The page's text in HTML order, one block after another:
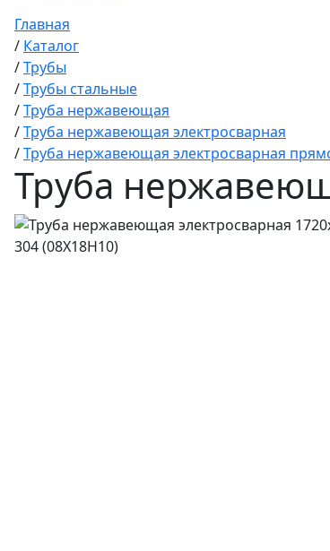
Главная
/ Каталог
/Трубы
/Трубы стальные
/Труба нержавеющая
/Труба нержавеющая электросварная
/Труба нержавеющая электросварная
Труба